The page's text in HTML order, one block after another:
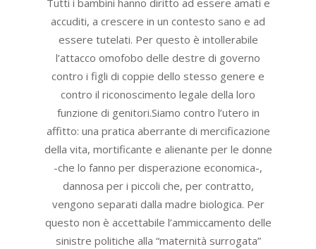
accuditi, a crescere in un contesto sano e ad
essere tutelati. Per questo è intollerabile
l’attacco omofobo delle destre di governo
contro i figli di coppie dello stesso genere e
contro il riconoscimento legale della loro
funzione di genitori.Siamo contro l’utero in
affitto: una pratica aberrante di mercificazione
della vita, mortificante e alienante per le donne
-che lo fanno per disperazione economica-,
dannosa per i piccoli che, per contratto,
vengono separati dalla madre biologica. Per
questo non è accettabile l’ammiccamento delle
sinistre politiche alla “maternità surrogata”